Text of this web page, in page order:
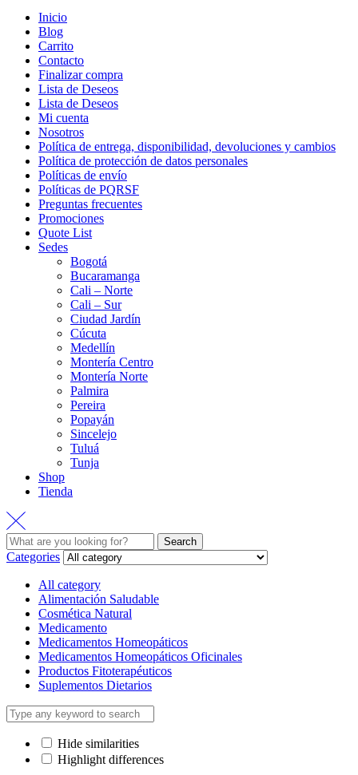
Inicio
Blog
Carrito
Contacto
Finalizar compra
Lista de Deseos
Lista de Deseos
Mi cuenta
Nosotros
Política de entrega, disponibilidad, devoluciones y cambios
Política de protección de datos personales
Políticas de envío
Políticas de PQRSF
Preguntas frecuentes
Promociones
Quote List
Sedes
Bogotá
Bucaramanga
Cali – Norte
Cali – Sur
Ciudad Jardín
Cúcuta
Medellín
Montería Centro
Montería Norte
Palmira
Pereira
Popayán
Sincelejo
Tuluá
Tunja
Shop
Tienda
Search
for:
Search
Categories
All category
Alimentación Saludable
Cosmética Natural
Medicamento
Medicamentos Homeopáticos
Medicamentos Homeopáticos Oficinales
Productos Fitoterapéuticos
Suplementos Dietarios
Hide similarities
Highlight differences